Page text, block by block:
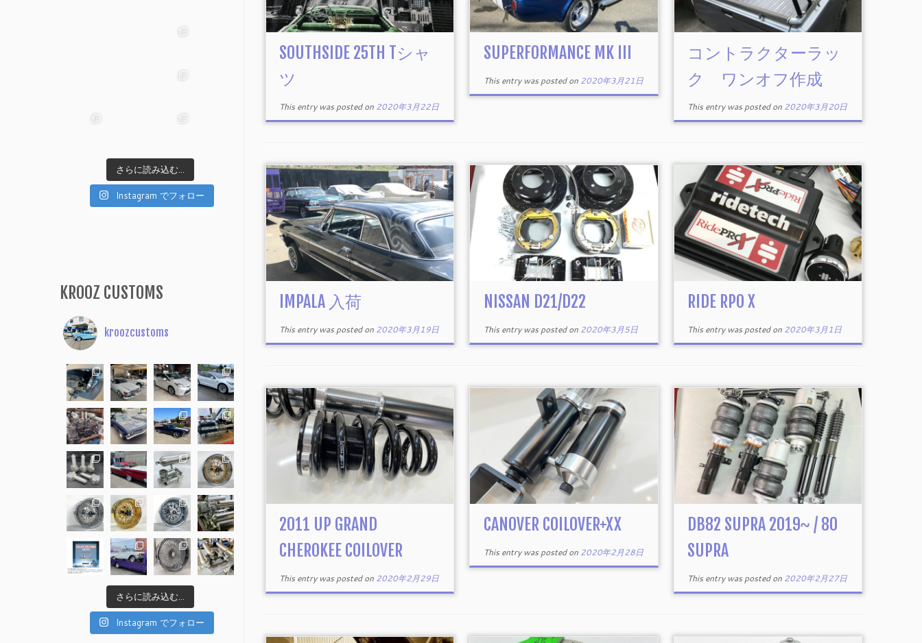
さらに読み込む...
Instagram でフォロー
KROOZ CUSTOMS
kroozcustoms
さらに読み込む...
Instagram でフォロー
SOUTHSIDE 25TH Tシャ
ツ
This entry was posted on 2020年3月22日
SUPERFORMANCE MK III
This entry was posted on 2020年3月21日
コントラクターラッ
ク ワンオフ作成
This entry was posted on 2020年3月20日
IMPALA 入荷
This entry was posted on 2020年3月19日
NISSAN D21/D22
This entry was posted on 2020年3月5日
RIDE RPO X
This entry was posted on 2020年3月1日
2011 UP GRAND
CHEROKEE COILOVER
This entry was posted on 2020年2月29日
CANOVER COILOVER+XX
This entry was posted on 2020年2月28日
DB82 SUPRA 2019~ / 80
SUPRA
This entry was posted on 2020年2月27日